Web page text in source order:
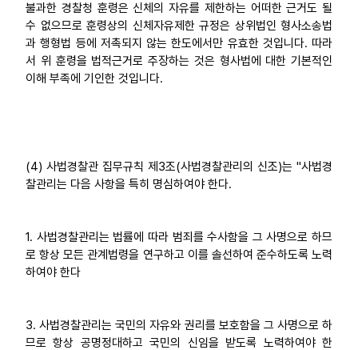
불과한 경찰청 훈령은 신체의 자유를 제한하는 어떠한 근거도 될
수 없으므로 훈령상의 신체자유제한 규정은 상위법인 형사소송법
과 행형법 등에 저촉되지 않는 한도에서만 유효한 것입니다. 따라
서 위 훈령을 법적근거로 주장하는 것은 형사법에 대한 기본적인
이해 부족에 기인한 것입니다.
(4) 사법경찰관 집무규칙 제3조(사법경찰관리의 신조)는 "사법경
찰관리는 다음 사항을 특히 명심하여야 한다.
1. 사법경찰관리는 법률에 따라 범죄를 수사함을 그 사명으로 하므
로 항상 모든 관계법령을 연구하고 이를 솔선하여 준수하도록 노력
하여야 한다
3. 사법경찰관리는 국민의 자유와 권리를 보호함을 그 사명으로 하
므로 항상 공명정대하고 국민의 신임을 받도록 노력하여야 한